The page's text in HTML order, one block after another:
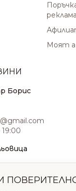
Моят
Борис